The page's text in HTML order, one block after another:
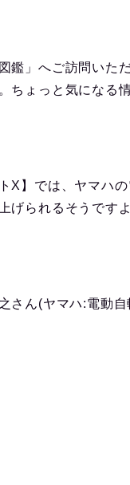
鑑」へご訪問いた
ちょっと気になる
X】では、ヤマハ
げられるそうですよ
さん(ヤマハ:電動